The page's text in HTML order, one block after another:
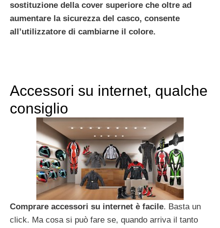
sostituzione della cover superiore che oltre ad
aumentare la sicurezza del casco, consente
all’utilizzatore di cambiarne il colore.
Accessori su internet, qualche
consiglio
Comprare accessori su internet è facile. Basta un
click. Ma cosa si può fare se, quando arriva il tanto